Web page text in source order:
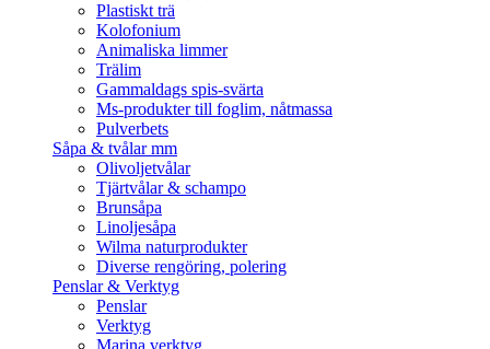
Plastiskt trä
Kolofonium
Animaliska limmer
Trälim
Gammaldags spis-svärta
Ms-produkter till foglim, nåtmassa
Pulverbets
Såpa & tvålar mm
Olivoljetvålar
Tjärtvålar & schampo
Brunsåpa
Linoljesåpa
Wilma naturprodukter
Diverse rengöring, polering
Penslar & Verktyg
Penslar
Verktyg
Marina verktyg